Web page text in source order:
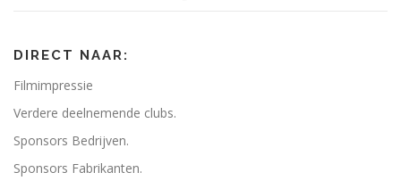
DIRECT NAAR:
Filmimpressie
Verdere deelnemende clubs.
Sponsors Bedrijven.
Sponsors Fabrikanten.